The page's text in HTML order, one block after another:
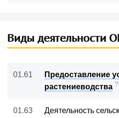
Виды деятельности
01.61
Предоставление
растениеводства ?
01.63
Деятельность